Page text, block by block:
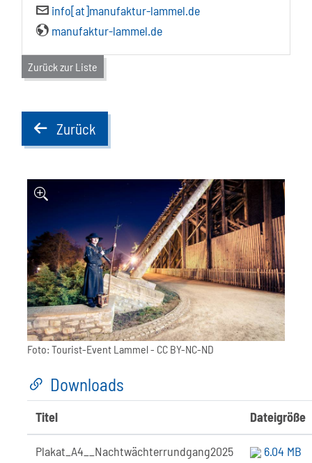
info[at]manufaktur-lammel.de
manufaktur-lammel.de
Zurück zur Liste
backZurück
Foto: Tourist-Event Lammel- CC BY-NC-ND
Downloads
Titel Dateigröße
Plakat_A4__Nachtwächterrundgang2025 6.04 MB